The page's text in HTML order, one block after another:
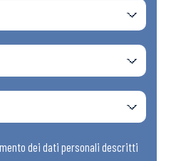
dei dati personali descritti